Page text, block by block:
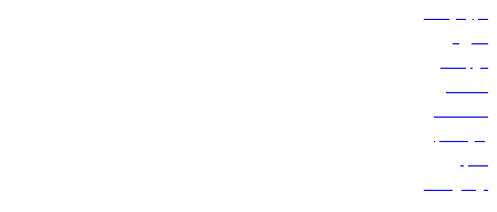
حجز الرحلات
العروض
الوجهات
الأمتعة
المساعدة
إدارة الحجز
الأخبار
تواصل معنا